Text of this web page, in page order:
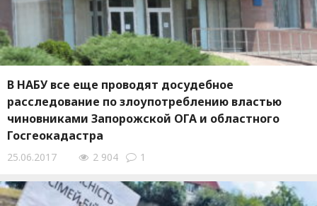
В НАБУ все еще проводят досудебное
расследование по злоупотреблению властью
чиновниками Запорожской ОГА и областного
Госгеокадастра
25.06.2017 2 904 1